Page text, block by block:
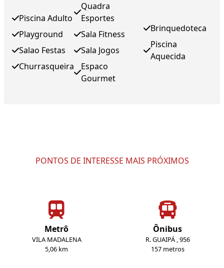
Piscina Adulto
Playground
Salao Festas
Churrasqueira
Quadra
Esportes
Sala Fitness
Sala Jogos
Espaco
Gourmet
Brinquedoteca
Piscina
Aquecida
PONTOS DE INTERESSE MAIS PRÓXIMOS
Metrô
VILA MADALENA
5,06 km
Ônibus
R. GUAIPÁ , 956
157 metros